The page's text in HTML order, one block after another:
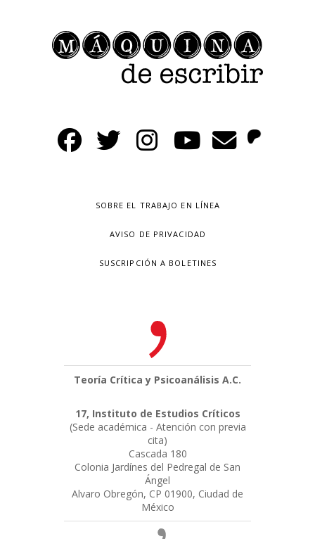
SOBRE EL TRABAJO EN LÍNEA
AVISO DE PRIVACIDAD
SUSCRIPCIÓN A BOLETINES
Teoría Crítica y Psicoanálisis A.C.
17, Instituto de Estudios Críticos
(Sede académica - Atención con previa
cita)
Cascada 180
Colonia Jardínes del Pedregal de San
Ángel
Alvaro Obregón, CP 01900, Ciudad de
México